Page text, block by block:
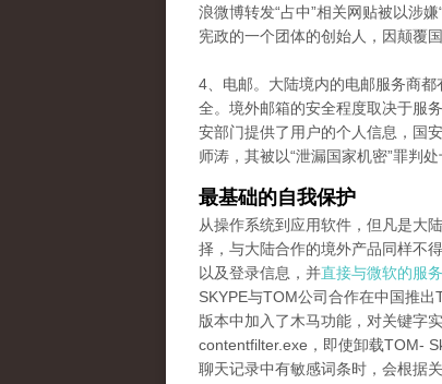
浪微博转发“占中”相关网贴被以涉
宪政的一个团体的创始人，因颠覆
4、电邮。大陆境内的电邮服务商
全。境外邮箱的安全程度取决于服
安部门提供了用户的个人信息，国
师涛，其被以“泄漏国家机密”罪判处
最基础的自我保护
从操作系统到应用软件，但凡是大
择，与大陆合作的境外产品同样不
以及登录信息，并直接与微软的服
SKYPE与TOM公司合作在中国推
版本中加入了木马功能，对关键字
contentfilter.exe，即使卸载TOM-
聊天记录中有敏感词条时，会根据